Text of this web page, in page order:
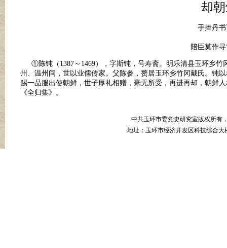
却
手捧丹书
陪臣莫作
①陈钝（1387～1469），字斯钝，号寿斋。明乐清县玉环乡竹
州、温州间，世以业儒传家。父陈参，赘居玉环乡竹冈戴氏。钝
赐一品服出使朝鲜，世子厚礼相赠，毫无所受，再进再却，朝鲜
《全归集》。
中共玉环市委党史研究室版权所有
地址：玉环市经济开发区科技综合大